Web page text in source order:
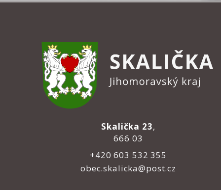
Skalička 23,
666 03
+420 603 532 355
obec.skalicka@post.cz